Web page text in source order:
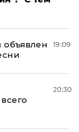
объявлен
19:09
20:30